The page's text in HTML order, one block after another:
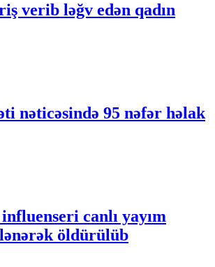
verib ləğv edən qadın
nəticəsində 95 nəfər həlak
canlı yayım
öldürülüb